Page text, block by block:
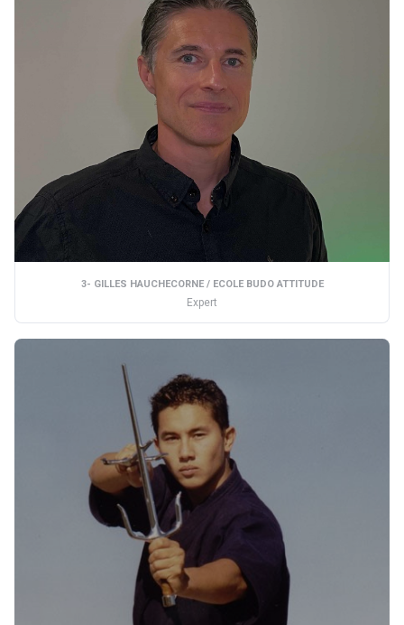
3- GILLES HAUCHECORNE / ECOLE BUDO ATTITUDE
Expert